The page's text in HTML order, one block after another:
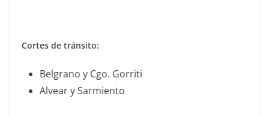
Cortes de tránsito:
Belgrano y Cgo. Gorriti
Alvear y Sarmiento